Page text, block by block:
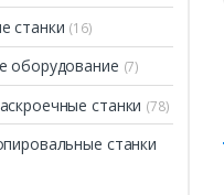
станки (16)
оборудование (7)
станки (78)
станки